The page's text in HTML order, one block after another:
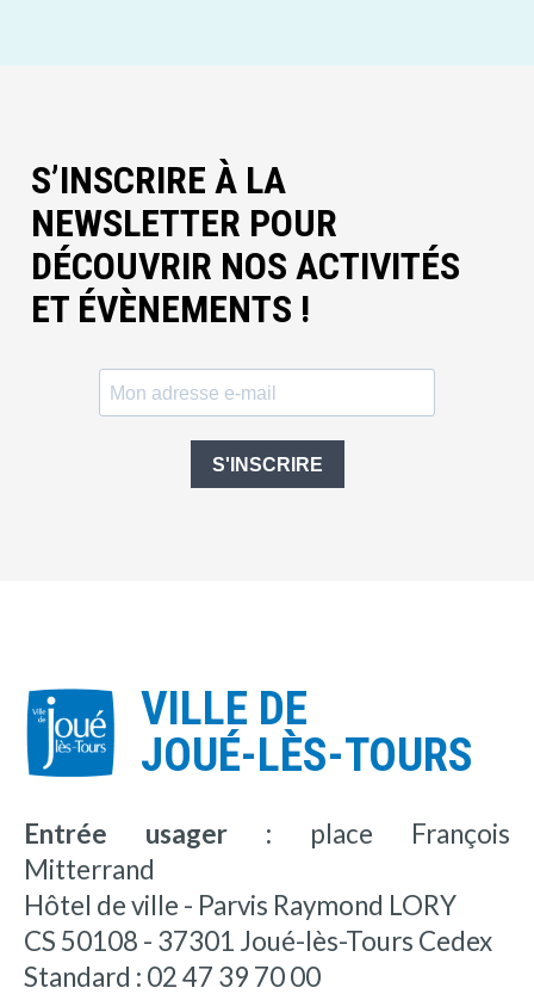
S’INSCRIRE À LA
NEWSLETTER POUR
DÉCOUVRIR NOS ACTIVITÉS
ET ÉVÈNEMENTS !
S'INSCRIRE
VILLE DE
JOUÉ-LÈS-TOURS
Entrée usager : place François
Mitterrand
Hôtel de ville - Parvis Raymond LORY
CS 50108 - 37301 Joué-lès-Tours Cedex
Standard : 02 47 39 70 00